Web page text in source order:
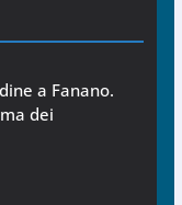
a Fanano.
dei